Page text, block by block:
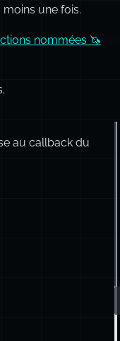
moins une fois.
nommées 🦄
au callback du